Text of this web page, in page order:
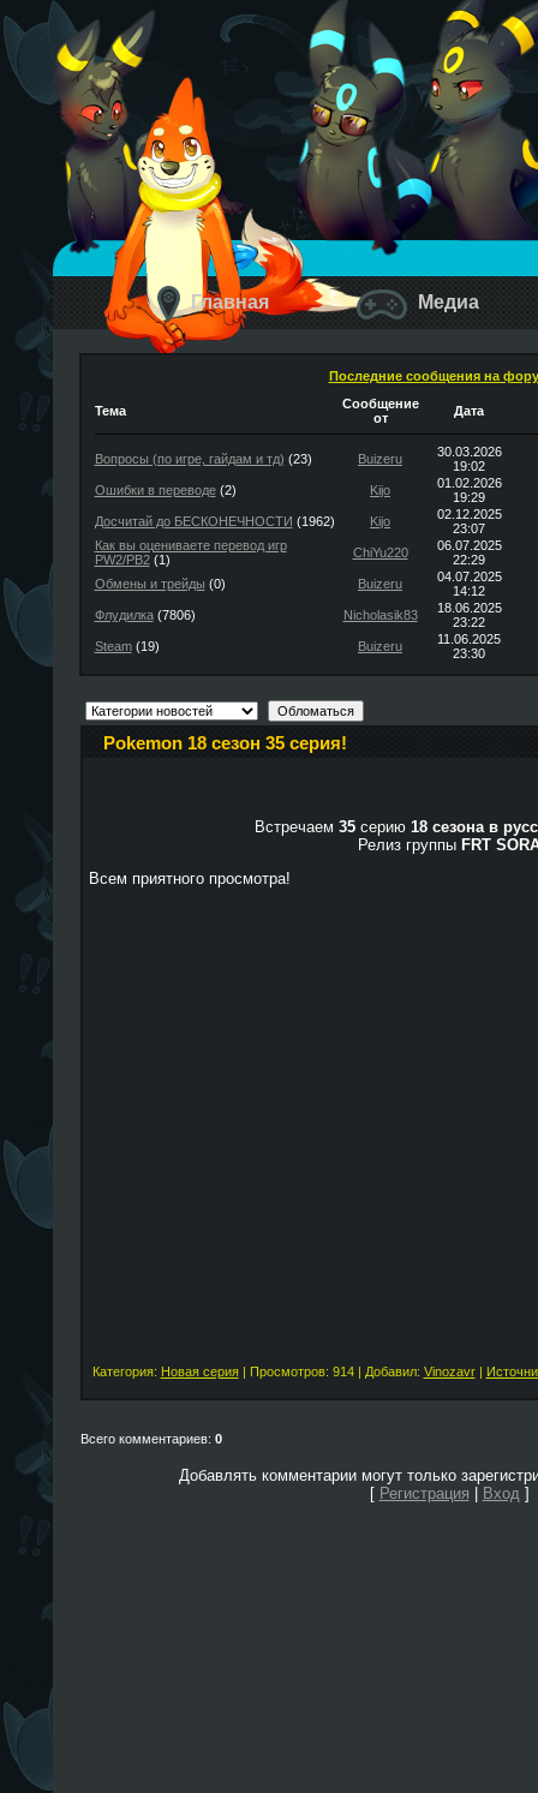
Главная Медиа
Последние сообщения на
Тема
Сообщение
от
Дата
Вопросы (по игре, гайдам и тд) (23) Buizeru
30.03.2026
19:02
Ошибки в переводе(2) Kijo
01.02.2026
19:29
Досчитай до БЕСКОНЕЧНОСТИ (1962) Kijo
02.12.2025
23:07
Как вы оцениваете перевод игр
PW2/PB2(1) ChiYu220
06.07.2025
22:29
Обмены и трейды (0) Buizeru
04.07.2025
14:12
Флудилка(7806) Nicholasik83
18.06.2025
23:22
Steam(19) Buizeru
11.06.2025
23:30
Pokemon 18 сезон 35 серия!
Встречаем 35 серию 18 сезона в
Релиз группы FRT
Всем приятного просмотра!
Категория: Новая серия| Просмотров: 914 | Добавил: Vinozavr|
Всего комментариев: 0
Добавлять комментарии могут только
[ Регистрация Вход]